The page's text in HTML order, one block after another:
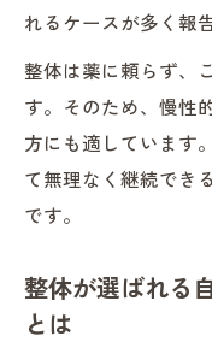
イント
首や背骨へ
整体による
スムーズに
れるケースが多く報
整体は薬に頼らず、
す。そのため、慢性
方にも適しています
て無理なく継続でき
です。
整体が選ばれる
とは